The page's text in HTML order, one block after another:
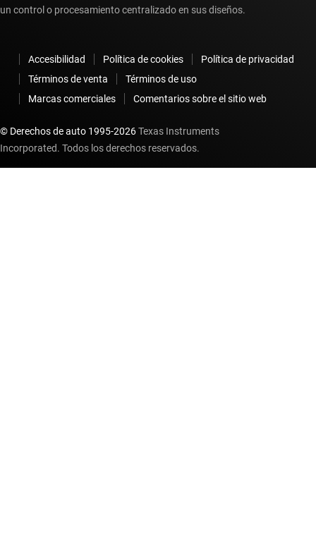
un control o procesamiento centralizado en sus diseños.
Accesibilidad Política de cookies
Política de privacidad
Términos de venta
Términos de uso
Marcas comerciales
Comentarios sobre el sitio web
© Derechos de auto 1995-2026Texas Instruments
Incorporated. Todos los derechos reservados.